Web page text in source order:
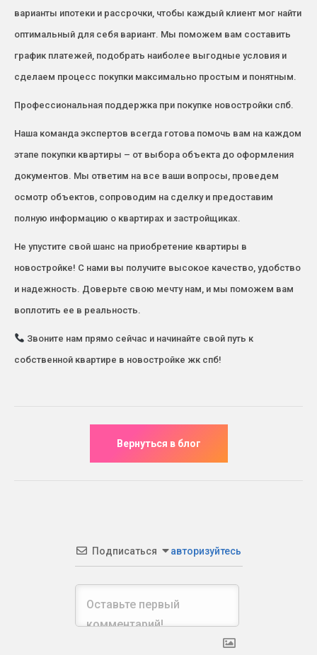
варианты ипотеки и рассрочки, чтобы каждый клиент мог найти
оптимальный для себя вариант. Мы поможем вам составить
график платежей, подобрать наиболее выгодные условия и
сделаем процесс покупки максимально простым и понятным.
Профессиональная поддержка при покупке новостройки спб.
Наша команда экспертов всегда готова помочь вам на каждом
этапе покупки квартиры – от выбора объекта до оформления
документов. Мы ответим на все ваши вопросы, проведем
осмотр объектов, сопроводим на сделку и предоставим
полную информацию о квартирах и застройщиках.
Не упустите свой шанс на приобретение квартиры в
новостройке! С нами вы получите высокое качество, удобство
и надежность. Доверьте свою мечту нам, и мы поможем вам
воплотить ее в реальность.
Звоните нам прямо сейчас и начинайте свой путь к
собственной квартире в новостройке жк спб!
Подписаться авторизуйтесь